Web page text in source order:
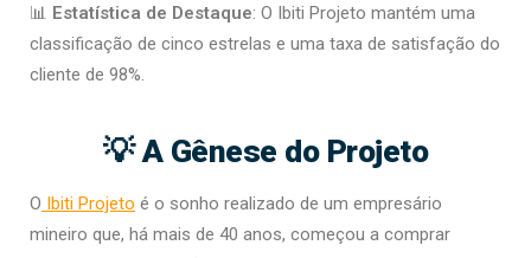
📊 Estatística de Destaque: O Ibiti Projeto mantém uma
classificação de cinco estrelas e uma taxa de satisfação do
cliente de 98%.
💡 A Gênese do Projeto
O Ibiti Projeto é o sonho realizado de um empresário
mineiro que, há mais de 40 anos, começou a comprar